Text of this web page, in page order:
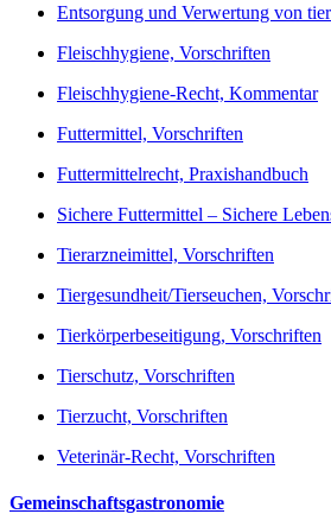
Entsorgung und Verwertung von
Fleischhygiene, Vorschriften
Fleischhygiene-Recht, Kommentar
Futtermittel, Vorschriften
Futtermittelrecht, Praxishandbuch
Sichere Futtermittel – Sichere
Tierarzneimittel, Vorschriften
Tiergesundheit/Tierseuchen,
Tierkörperbeseitigung, Vorschriften
Tierschutz, Vorschriften
Tierzucht, Vorschriften
Veterinär-Recht, Vorschriften
Gemeinschaftsgastronomie